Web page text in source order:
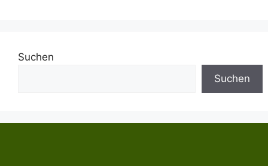
Suchen
Suchen